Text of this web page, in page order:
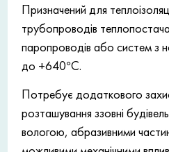
Призначений для
трубопроводів
паропроводів або систем з
до +640°С.
Потребує додаткового
розташування ззовні
вологою, абразивними